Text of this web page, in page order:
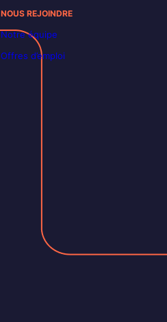
NOUS REJOINDRE
Notre équipe
Offres d’emploi